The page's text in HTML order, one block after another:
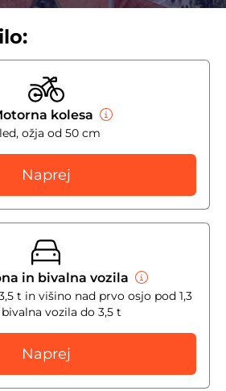
kolesa
ožja od 50 cm
Naprej
in bivalna vozila
t in višino nad prvo osjo pod 1,3
vozila do 3,5 t
Naprej